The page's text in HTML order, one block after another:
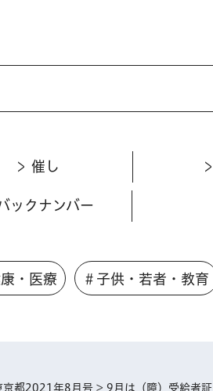
催し
ックナンバー
・医療 ＃子供・若者・教育
京都2021年8月号 > 9月は（障）受給者